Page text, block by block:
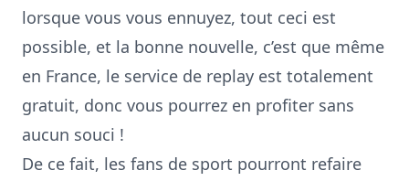
lorsque vous vous ennuyez, tout ceci est
possible, et la bonne nouvelle, c’est que même
en France, le service de replay est totalement
gratuit, donc vous pourrez en profiter sans
aucun souci !
De ce fait, les fans de sport pourront refaire